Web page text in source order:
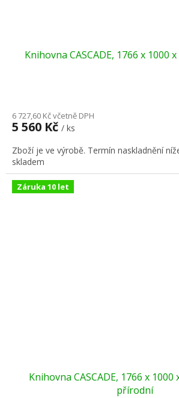
Knihovna CASCADE, 1766 x 1000
6 727,60 Kč včetně DPH
5 560 Kč / ks
Zboží je ve výrobě. Termín naskladnění
skladem
Záruka 10 let
Knihovna CASCADE, 1766 x 1000
přírodní